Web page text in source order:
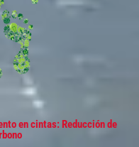
en cintas: Reducción de